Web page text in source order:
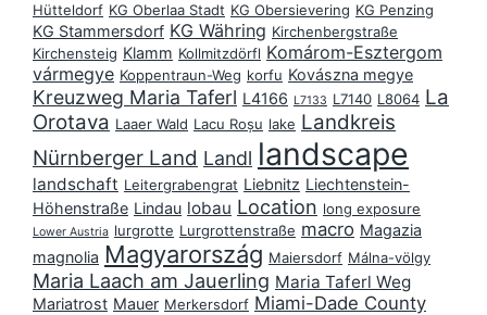
Hütteldorf KG Oberlaa Stadt KG Obersievering KG Penzing
KG Stammersdorf KG Währing Kirchenbergstraße
Kirchensteig Klamm Kollmitzdörfl Komárom-Esztergom
vármegye Koppentraun-Weg korfu Kovászna megye
Kreuzweg Maria Taferl L4166 L7133 L7140 L8064 La
Orotava Laaer Wald Lacu Roșu lake Landkreis
Nürnberger Land Landl landscape
landschaft Leitergrabengrat Liebnitz Liechtenstein-
Höhenstraße Lindau lobau Location long exposure
Lower Austria lurgrotte Lurgrottenstraße macro Magazia
magnolia Magyarország Maiersdorf Málna-völgy
Maria Laach am Jauerling Maria Taferl Weg
Mariatrost Mauer Merkersdorf Miami-Dade County